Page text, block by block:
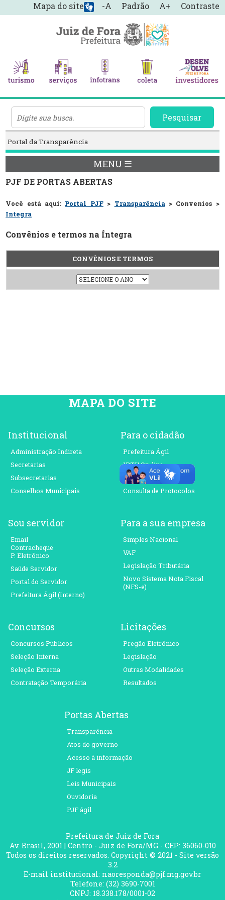
-A Padrão A+ Contraste
Mapa do site
Pesquisar
Portal da Transparência
MENU ☰
PJF DE PORTAS ABERTAS
Você está aqui: Portal PJF> Transparência> Convenios >
Integra
Convênios e termos na Íntegra
CONVÊNIOS E TERMOS
MAPA DO SITE
Institucional
Administração Indireta
Secretarias
Subsecretarias
Conselhos Municipais
Para o cidadão
Prefeitura Ágil
IPTU On-line
ISS On-line
Consulta de Protocolos
Sou servidor
Email
Contracheque
P. Eletrônico
Saúde Servidor
Portal do Servidor
Prefeitura Ágil (Interno)
Para a sua empresa
Simples Nacional
VAF
Legislação Tributária
Novo Sistema Nota Fiscal
(NFS-e)
Concursos
Concursos Públicos
Seleção Interna
Seleção Externa
Contratação Temporária
Licitações
Pregão Eletrônico
Legislação
Outras Modalidades
Resultados
Portas Abertas
Transparência
Atos do governo
Acesso à informação
JF legis
Leis Municipais
Ouvidoria
PJF ágil
Prefeitura de Juiz de Fora
Av. Brasil, 2001 | Centro - Juiz de Fora/MG - CEP: 36060-010
Todos os direitos reservados. Copyright © 2021 - Site versão
3.2
E-mail institucional: naoresponda@pjf.mg.gov.br
Telefone: (32) 3690-7001
CNPJ: 18.338.178/0001-02